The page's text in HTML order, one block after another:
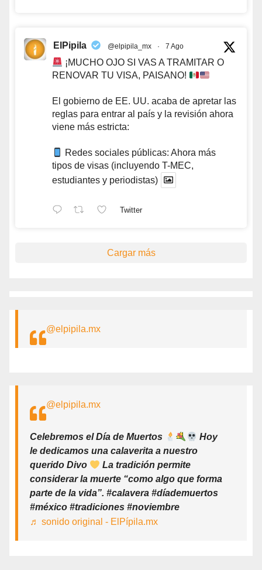
ElPipila @elpipila_mx · 7 Ago
¡MUCHO OJO SI VAS A TRAMITAR O
RENOVAR TU VISA, PAISANO!
El gobierno de EE. UU. acaba de apretar las
reglas para entrar al país y la revisión ahora
viene más estricta:
Redes sociales públicas: Ahora más
tipos de visas (incluyendo T-MEC,
estudiantes y periodistas)
Twitter
Cargar más
@elpipila.mx
@elpipila.mx
Celebremos el Día de Muertos
Hoy
le dedicamos una calaverita a nuestro
querido Divo
La tradición permite
considerar la muerte “como algo que forma
parte de la vida”. #calavera #díademuertos
#méxico #tradiciones #noviembre
♬ sonido original - ElPípila.mx